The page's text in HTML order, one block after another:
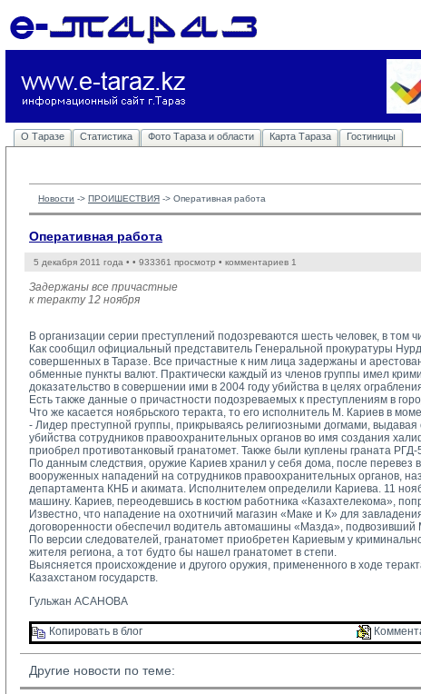
О Таразе Статистика Фото Тараза и области Карта Тараза Гостиницы
Новости -> ПРОИШЕСТВИЯ -> Оперативная работа
Оперативная работа
5 декабря 2011 года • • 933361 просмотр • комментариев 1
Задержаны все причастные
к теракту 12 ноября
В организации серии преступлений подозреваются шесть человек, в том
Как сообщил официальный представитель Генеральной прокуратуры
совершенных в Таразе. Все причастные к ним лица задержаны и
обменные пункты валют. Практически каждый из членов группы имел
доказательство в совершении ими в 2004 году убийства в целях
Есть также данные о причастности подозреваемых к преступлениям в
Что же касается ноябрьского теракта, то его исполнитель М. Кариев в
- Лидер преступной группы, прикрываясь религиозными догмами,
убийства сотрудников правоохранительных органов во имя создания
приобрел противотанковый гранатомет. Также были куплены граната
По данным следствия, оружие Кариев хранил у себя дома, после перевез
вооруженных нападений на сотрудников правоохранительных органов,
департамента КНБ и акимата. Исполнителем определили Кариева. 11
машину. Кариев, переодевшись в костюм работника «Казахтелекома»,
Известно, что нападение на охотничий магазин «Маке и К» для
договоренности обеспечил водитель автомашины «Мазда», подвозивший
По версии следователей, гранатомет приобретен Кариевым у
жителя региона, а тот будто бы нашел гранатомет в степи.
Выясняется происхождение и другого оружия, примененного в ходе
Казахстаном государств.
Гульжан АСАНОВА
Копировать в блог
Другие новости по теме: